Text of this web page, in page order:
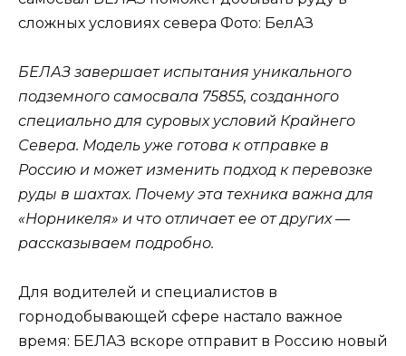
сложных условиях севера Фото: БелАЗ
БЕЛАЗ завершает испытания уникального
подземного самосвала 75855, созданного
специально для суровых условий Крайнего
Севера. Модель уже готова к отправке в
Россию и может изменить подход к перевозке
руды в шахтах. Почему эта техника важна для
«Норникеля» и что отличает ее от других —
рассказываем подробно.
Для водителей и специалистов в
горнодобывающей сфере настало важное
время: БЕЛАЗ вскоре отправит в Россию новый